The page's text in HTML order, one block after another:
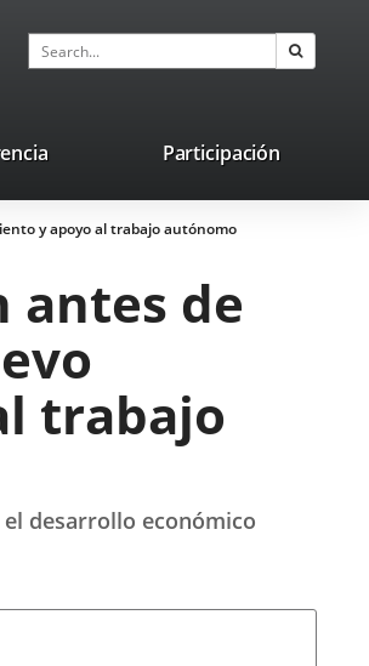
application.
Search
Participación
y apoyo al trabajo autónomo
antes de
trabajo
desarrollo económico